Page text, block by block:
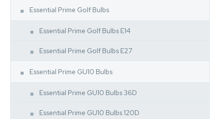
Essential Prime Golf Bulbs
Essential Prime Golf Bulbs E14
Essential Prime Golf Bulbs E27
Essential Prime GU10 Bulbs
Essential Prime GU10 Bulbs 36D
Essential Prime GU10 Bulbs 120D